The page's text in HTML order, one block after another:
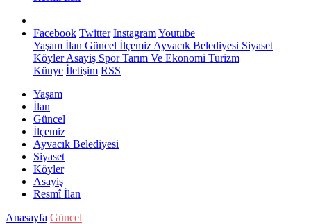
Facebook Twitter InstagramYoutube
Yaşam İlan Güncel İlçemiz Ayvacık Belediyesi Siyaset
KöylerAsayiş SporTarım Ve Ekonomi Turizm
Künye İletişim RSS
Yaşam
İlan
Güncel
İlçemiz
Ayvacık Belediyesi
Siyaset
Köyler
Asayiş
Resmî İlan
Anasayfa Güncel